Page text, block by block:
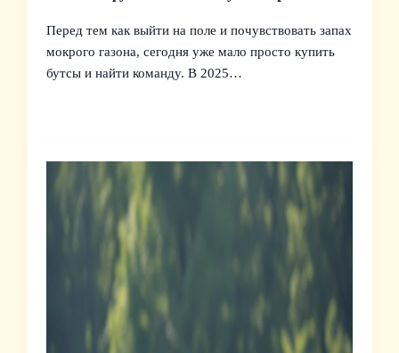
Перед тем как выйти на поле и почувствовать запах
мокрого газона, сегодня уже мало просто купить
бутсы и найти команду. В 2025…